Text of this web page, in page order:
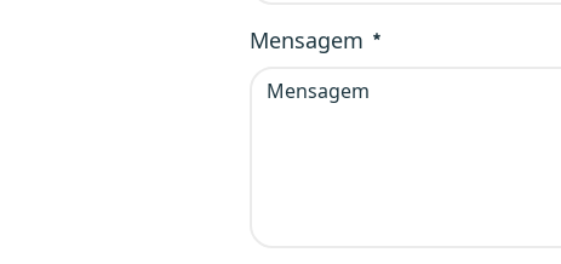
Mensagem